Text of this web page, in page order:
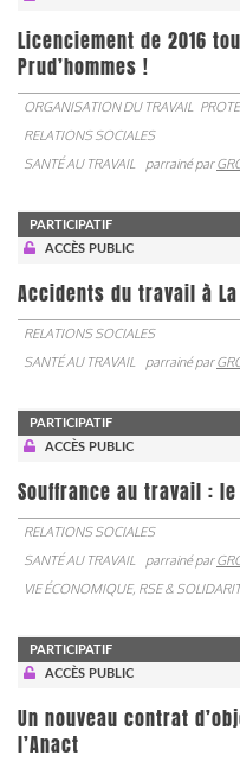
Licenciement de 2016
Prud’hommes !
ORGANISATION DU TRAVAIL
RELATIONS SOCIALES
SANTÉ AU TRAVAIL
parrainé par
PARTICIPATIF
ACCÈS PUBLIC
Accidents du travail à
RELATIONS SOCIALES
SANTÉ AU TRAVAIL
parrainé par
PARTICIPATIF
ACCÈS PUBLIC
Souffrance au travail :
RELATIONS SOCIALES
SANTÉ AU TRAVAIL
parrainé par
VIE ÉCONOMIQUE, RSE &
PARTICIPATIF
ACCÈS PUBLIC
Un nouveau contrat
l’Anact